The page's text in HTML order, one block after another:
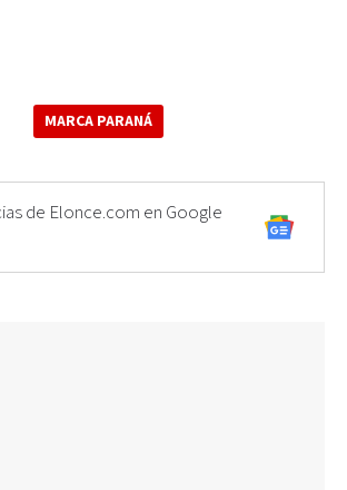
MARCA PARANÁ
de Elonce.com en Google